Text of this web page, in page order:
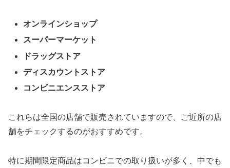
オンラインショップ
スーパーマーケット
ドラッグストア
ディスカウントストア
コンビニエンスストア
これらは全国の店舗で販売されていますので、ご近所の店
舗をチェックするのがおすすめです。
特に期間限定商品はコンビニでの取り扱いが多く、中でも